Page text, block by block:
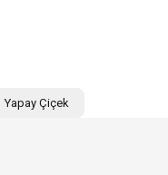
Yapay Çiçek